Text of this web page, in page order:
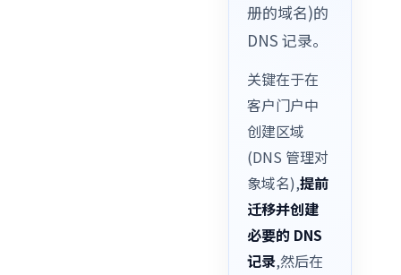
册的域名)的
DNS 记录。
关键在于在
客户门户中
创建区域
(DNS 管理对
象域名),提前
迁移并创建
必要的 DNS
记录,然后在